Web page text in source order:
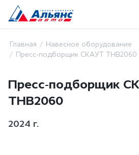
Главная
Навесное оборудование
Пресс-подборщик СКАУТ THB2060
Пресс-подборщик
THB2060
2024 г.